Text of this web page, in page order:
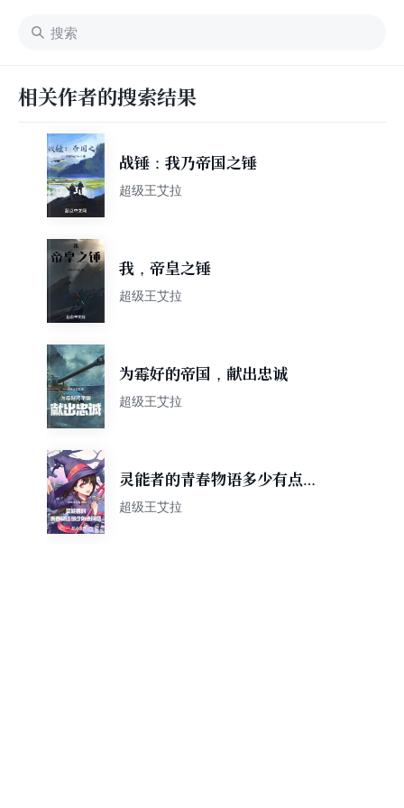
相关作者的搜索结果
战锤：我乃帝国之锤
超级王艾拉
我，帝皇之锤
超级王艾拉
为霉好的帝国，献出忠诚
超级王艾拉
灵能者的青春物语多少有点问
题！
超级王艾拉